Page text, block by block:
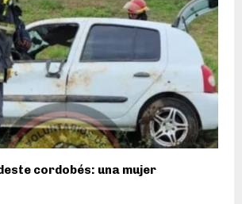
cordobés: una mujer